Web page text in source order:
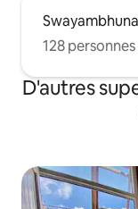
128
D'autres